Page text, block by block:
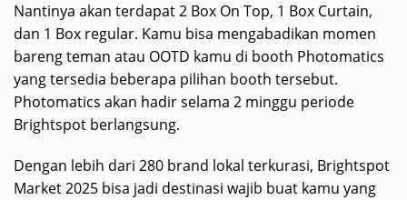
Nantinya akan terdapat 2 Box On Top, 1 Box Curtain,
dan 1 Box regular. Kamu bisa mengabadikan momen
bareng teman atau OOTD kamu di booth Photomatics
yang tersedia beberapa pilihan booth tersebut.
Photomatics akan hadir selama 2 minggu periode
Brightspot berlangsung.
Dengan lebih dari 280 brand lokal terkurasi, Brightspot
Market 2025 bisa jadi destinasi wajib buat kamu yang